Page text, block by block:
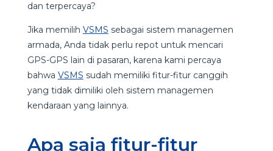
dan terpercaya?
Jika memilih VSMS sebagai sistem managemen
armada, Anda tidak perlu repot untuk mencari
GPS-GPS lain di pasaran, karena kami percaya
bahwa VSMS sudah memiliki fitur-fitur canggih
yang tidak dimiliki oleh sistem managemen
kendaraan yang lainnya.
Apa saja fitur-fitur